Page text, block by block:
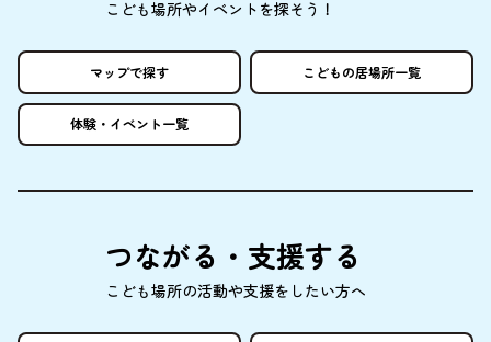
こども場所やイベントを探そう！
マップで探す こどもの居場所一覧
体験 ・イベント一覧
つながる・ 支援する
こども場所の活動や支援をしたい方へ